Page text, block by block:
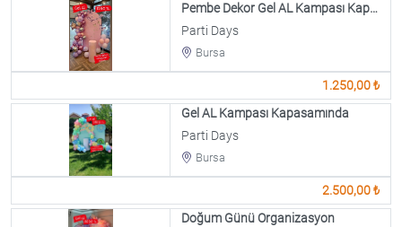
Pembe Dekor Gel AL Kampası Kapasamında
Parti Days
Bursa
1.250,00 ₺
Gel AL Kampası Kapasamında
Parti Days
Bursa
2.500,00 ₺
Doğum Günü Organizasyon